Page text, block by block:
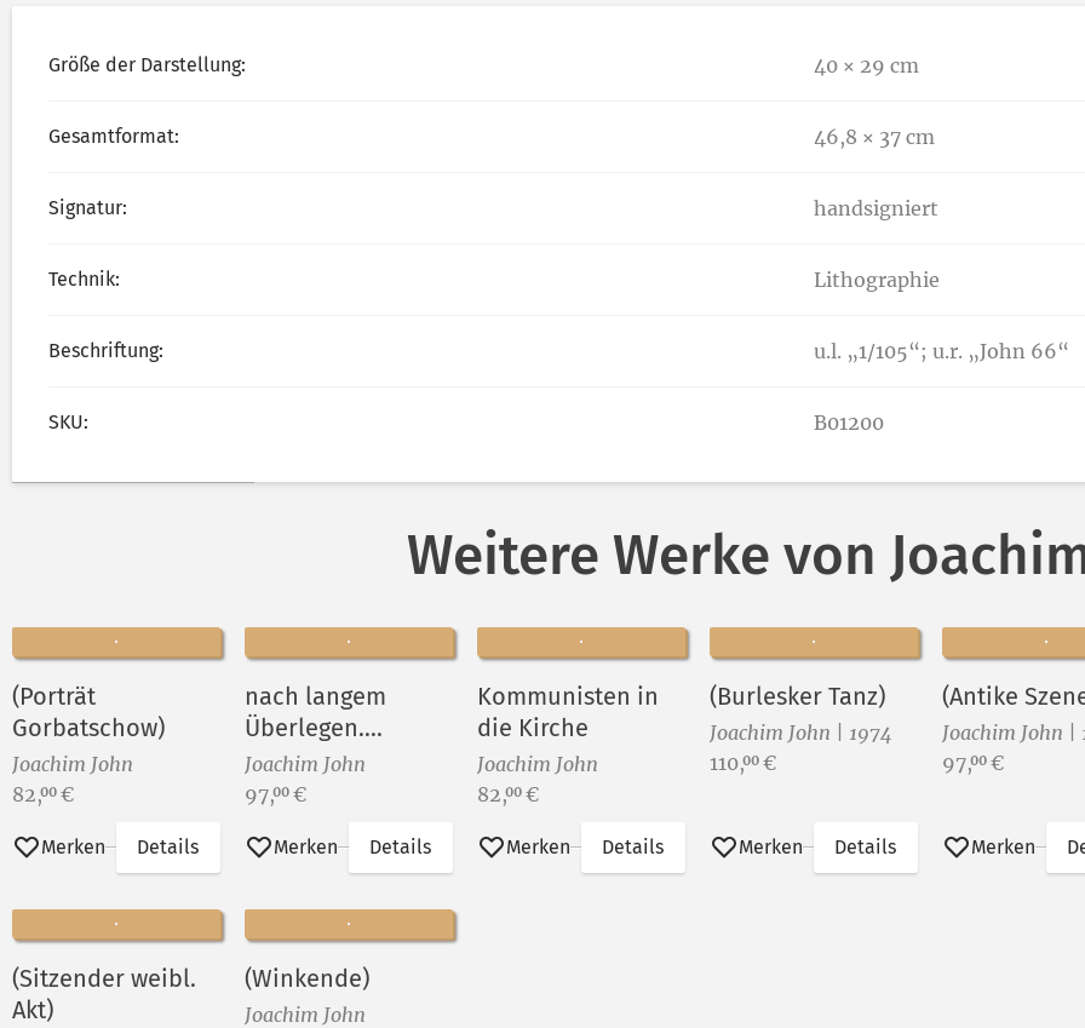
Größe der Darstellung: 40 × 29 cm
Gesamtformat: 46,8 × 37 cm
Signatur: handsigniert
Technik: Lithographie
Beschriftung: u.l. „1/105“; u.r. „John 66“
SKU: B01200
Weitere Werke von
(Porträt
Gorbatschow)
Joachim John
Preis:
82,00 €
Merken Details
nach langem
Überlegen....
Joachim John
Preis:
97,00 €
Merken Details
Kommunisten in
die Kirche
Joachim John
Preis:
82,00 €
Merken Details
(Burlesker Tanz)
Joachim John | 1974
Preis:
110,00 €
Merken Details
(Antike
Joachim John |
Preis:
97,00 €
Merken
(Sitzender weibl.
Akt)
(Winkende)
Joachim John